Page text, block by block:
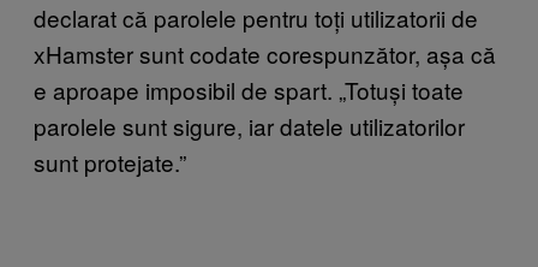
declarat că parolele pentru toți utilizatorii de
xHamster sunt codate corespunzător, așa că
e aproape imposibil de spart. „Totuși toate
parolele sunt sigure, iar datele utilizatorilor
sunt protejate.”